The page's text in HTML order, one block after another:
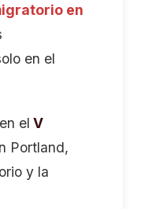
en
en el
el V
Portland,
y la